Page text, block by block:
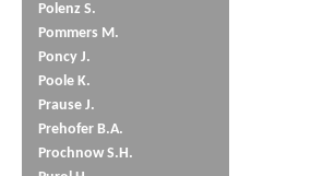
Polenz S.
Pommers M.
Poncy J.
Poole K.
Prause J.
Prehofer B.A.
Prochnow S.H.